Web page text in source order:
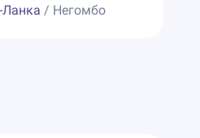
/ Негомбо